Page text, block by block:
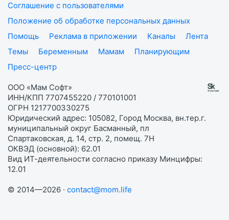
Соглашение с пользователями
Положение об обработке персональных данных
Помощь
Реклама в приложении Каналы
Лента
Темы
Беременным Мамам
Планирующим
Пресс-центр
ООО «Мам Софт»
ИНН/КПП 7707455220 / 770101001
ОГРН 1217700330275
Юридический адрес: 105082, Город Москва, вн.тер.г.
муниципальный округ Басманный, пл
Спартаковская, д. 14, стр. 2, помещ. 7Н
ОКВЭД (основной): 62.01
Вид ИТ-деятельности согласно приказу Минцифры:
12.01
© 2014—2026 · contact@mom.life